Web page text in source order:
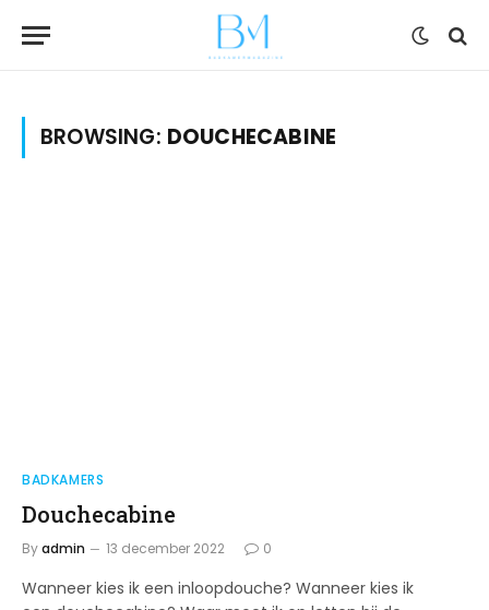
BROWSING: DOUCHECABINE
BADKAMERS
Douchecabine
Byadmin 13 december 2022 0
Wanneer kies ik een inloopdouche? Wanneer kies ik